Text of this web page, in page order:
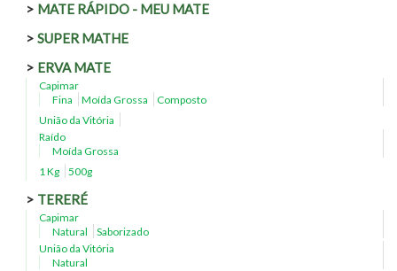
MATE RÁPIDO - MEU MATE
SUPER MATHE
ERVA MATE
Capimar
Fina
Moída Grossa
Composto
União da Vitória
Raído
Moída Grossa
1 Kg
500g
TERERÉ
Capimar
Natural
Saborizado
União da Vitória
Natural